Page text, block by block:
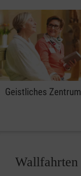
Geistliches Zentrum
Wallfahrten